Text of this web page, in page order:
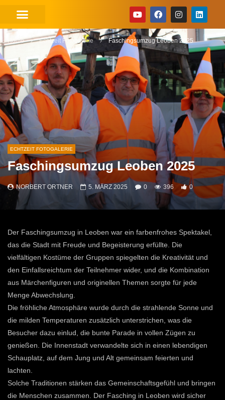
Home Echtzeit Fotogalerie Faschingsumzug Leoben 2025
ECHTZEIT FOTOGALERIE
Faschingsumzug Leoben 2025
NORBERT ORTNER 5. MÄRZ 2025 0 396 0
Der Faschingsumzug in Leoben war ein farbenfrohes Spektakel,
das die Stadt mit Freude und Begeisterung erfüllte. Die
vielfältigen Kostüme der Gruppen spiegelten die Kreativität und
den Einfallsreichtum der Teilnehmer wider, und die Kombination
aus Märchenfiguren und originellen Themen sorgte für jede
Menge Abwechslung.
Die fröhliche Atmosphäre wurde durch die strahlende Sonne und
die milden Temperaturen zusätzlich unterstrichen, was die
Besucher dazu einlud, die bunte Parade in vollen Zügen zu
genießen. Die Innenstadt verwandelte sich in einen lebendigen
Schauplatz, auf dem Jung und Alt gemeinsam feierten und
lachten.
Solche Traditionen stärken das Gemeinschaftsgefühl und bringen
die Menschen zusammen. Der Fasching in Leoben wird sicher